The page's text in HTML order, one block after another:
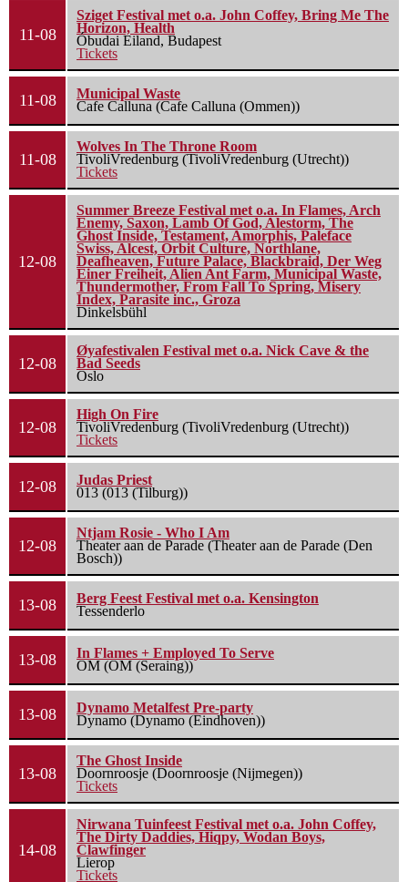
11-08
Sziget Festival met o.a. John Coffey, Bring Me The
Horizon, Health
Óbudai Eiland, Budapest
Tickets
11-08
Municipal Waste
Cafe Calluna (Cafe Calluna (Ommen))
11-08
Wolves In The Throne Room
TivoliVredenburg (TivoliVredenburg (Utrecht))
Tickets
12-08
Summer Breeze Festival met o.a. In Flames, Arch
Enemy, Saxon, Lamb Of God, Alestorm, The
Ghost Inside, Testament, Amorphis, Paleface
Swiss, Alcest, Orbit Culture, Northlane,
Deafheaven, Future Palace, Blackbraid, Der Weg
Einer Freiheit, Alien Ant Farm, Municipal Waste,
Thundermother, From Fall To Spring, Misery
Index, Parasite inc., Groza
Dinkelsbühl
12-08
Øyafestivalen Festival met o.a. Nick Cave & the
Bad Seeds
Oslo
12-08
High On Fire
TivoliVredenburg (TivoliVredenburg (Utrecht))
Tickets
12-08
Judas Priest
013 (013 (Tilburg))
12-08
Ntjam Rosie - Who I Am
Theater aan de Parade (Theater aan de Parade (Den
Bosch))
13-08
Berg Feest Festival met o.a. Kensington
Tessenderlo
13-08
In Flames + Employed To Serve
OM (OM (Seraing))
13-08
Dynamo Metalfest Pre-party
Dynamo (Dynamo (Eindhoven))
13-08
The Ghost Inside
Doornroosje (Doornroosje (Nijmegen))
Tickets
14-08
Nirwana Tuinfeest Festival met o.a. John Coffey,
The Dirty Daddies, Hiqpy, Wodan Boys,
Clawfinger
Lierop
Tickets